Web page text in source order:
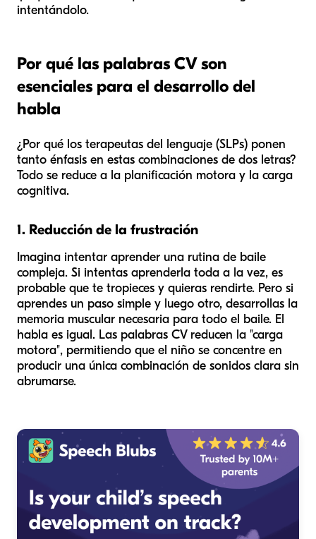
intentándolo.
Por qué las palabras CV son
esenciales para el desarrollo del
habla
¿Por qué los terapeutas del lenguaje (SLPs) ponen
tanto énfasis en estas combinaciones de dos letras?
Todo se reduce a la planificación motora y la carga
cognitiva.
1. Reducción de la frustración
Imagina intentar aprender una rutina de baile
compleja. Si intentas aprenderla toda a la vez, es
probable que te tropieces y quieras rendirte. Pero si
aprendes un paso simple y luego otro, desarrollas la
memoria muscular necesaria para todo el baile. El
habla es igual. Las palabras CV reducen la "carga
motora", permitiendo que el niño se concentre en
producir una única combinación de sonidos clara sin
abrumarse.